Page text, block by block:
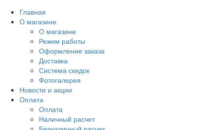
Главная
О магазине
О магазине
Режим работы
Оформление заказа
Доставка
Система скидок
Фотогалерея
Новости и акции
Оплата
Оплата
Наличный расчет